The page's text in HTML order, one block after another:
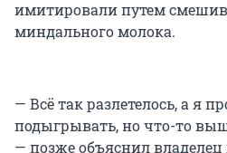
имитировали путем
миндального молока.
— Всё так разлетелось, а я
подыгрывать, но что-то
— позже объяснил